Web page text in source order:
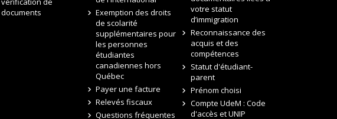
documents
Exemption des droits
de scolarité
supplémentaires pour
les personnes
étudiantes
canadiennes hors
Québec
Payer une facture
Relevés fiscaux
Questions fréquentes
votre statut
d’immigration
Reconnaissance des
acquis et des
compétences
Statut d'étudiant-
parent
Prénom choisi
Compte UdeM : Code
d'accès et UNIP